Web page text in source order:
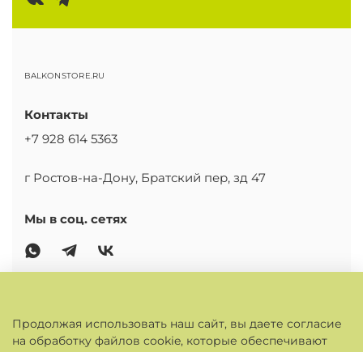
BALKONSTORE.RU
Контакты
+7 928 614 5363
г Ростов-на-Дону, Братский пер, зд 47
Мы в соц. сетях
Продолжая использовать наш сайт, вы даете согласие
на обработку файлов cookie, которые обеспечивают